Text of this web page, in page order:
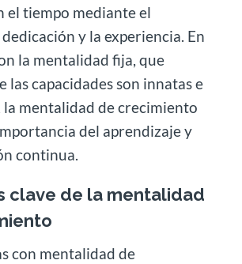
el tiempo mediante el
y la experiencia. En
la mentalidad fija, que
las capacidades son innatas e
la mentalidad de crecimiento
del aprendizaje y
continua.
clave de la mentalidad
con mentalidad de